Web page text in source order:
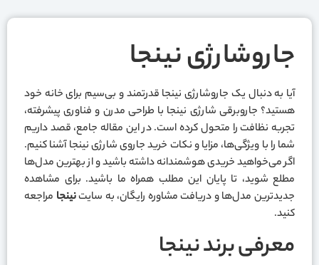
جاروشارژی نینجا
آیا به دنبال یک جاروشارژی نینجا قدرتمند و بی‌سیم برای خانه خود
هستید؟ جاروبرقی شارژی نینجا با طراحی مدرن و فناوری پیشرفته،
تجربه نظافت را متحول کرده است. در این مقاله جامع، قصد داریم
شما را با ویژگی‌ها، مزایا و نکات خرید جاروی شارژی نینجا آشنا کنیم.
اگر می‌خواهید خریدی هوشمندانه داشته باشید و از بهترین مدل‌ها
مطلع شوید، تا پایان این مطلب همراه ما باشید. برای مشاهده
جدیدترین مدل‌ها و دریافت مشاوره رایگان، به سایتنینجا مراجعه
کنید.
معرفی برند نینجا